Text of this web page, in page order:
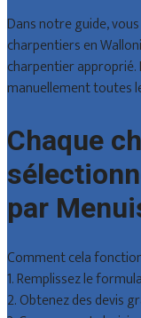
Dans notre guide,
charpentiers en
charpentier
manuellement toutes
Chaque
par
Comment cela
1. Remplissez le
2. Obtenez des devis